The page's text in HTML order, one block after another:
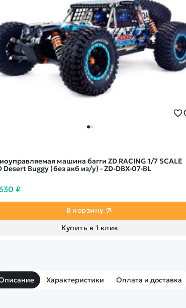
машина багги ZD RACING 1/7 SCALE
Desert Buggy (без акб из/у) - ZD-DBX-07-BL
₽
В корзину
Купить в 1 клик
Характеристики Оплата и доставка